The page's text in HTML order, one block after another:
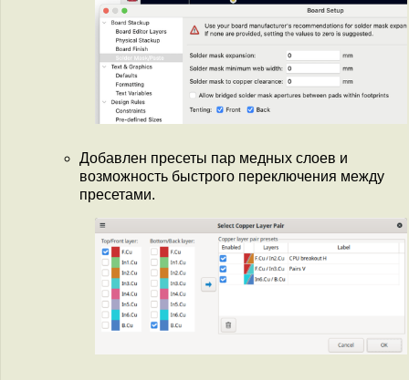
Добавлен пресеты пар медных слоев и
возможность быстрого переключения между
пресетами.